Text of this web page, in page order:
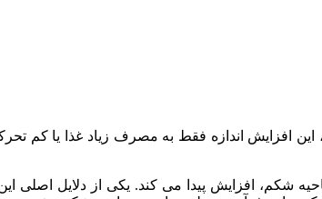
افزایش اندازه فقط به مصرف زیاد غذا یا کم‌
شکم، افزایش پیدا می‌ کند. یکی از دلایل اصلی